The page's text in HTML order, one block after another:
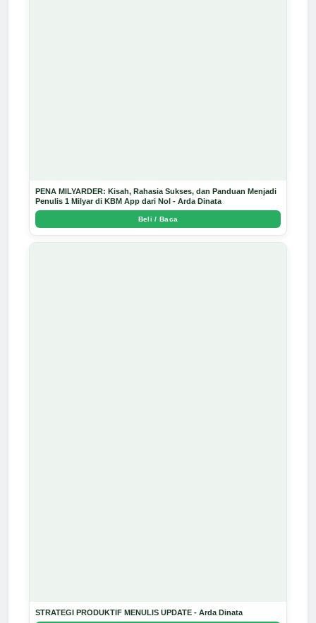
PENA MILYARDER: Kisah, Rahasia Sukses, dan Panduan Menjadi
Penulis 1 Milyar di KBM App dari Nol - Arda Dinata
Beli / Baca
STRATEGI PRODUKTIF MENULIS UPDATE - Arda Dinata